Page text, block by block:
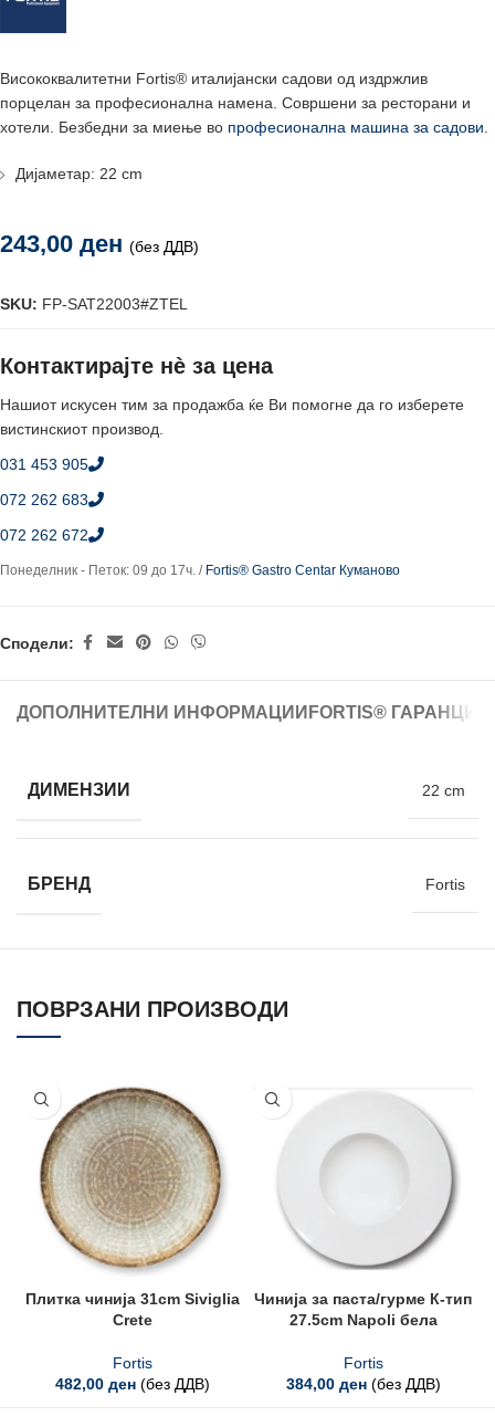
Висококвалитетни Fortis® италијански садови од издржлив
порцелан за професионална намена. Совршени за ресторани и
хотели. Безбедни за миење во професионална машина за садови
Дијаметар: 22 cm
243,00 ден (без ДДВ)
SKU: FP-SAT22003#ZTEL
Контактирајте нè за цена
Нашиот искусен тим за продажба ќе Ви помогне да го изберете
вистинскиот производ.
031 453 905
072 262 683
072 262 672
Понеделник - Петок: 09 до 17ч. / Fortis® Gastro Centar Куманово
Сподели:
ДОПОЛНИТЕЛНИ ИНФОРМАЦИИ FORTIS®
ДИМЕНЗИИ 22 cm
БРЕНД Fortis
ПОВРЗАНИ ПРОИЗВОДИ
Плитка чинија 31cm Siviglia
Crete
Fortis
482,00 ден (без ДДВ)
Чинија за паста/гурме К-тип
27.5cm Napoli бела
Fortis
384,00 ден (без ДДВ)